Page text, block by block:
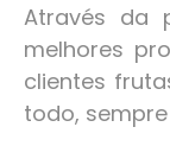
Através da
melhores
clientes
todo,